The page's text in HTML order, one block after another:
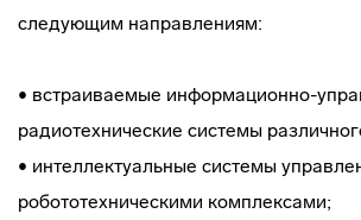
следующим направлениям:
• встраиваемые информационно-
радиотехнические системы
• интеллектуальные системы
робототехническими комплексами;